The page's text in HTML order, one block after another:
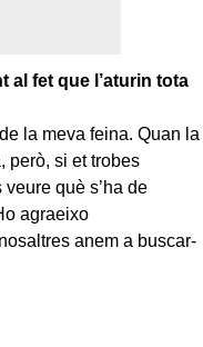
al fet que l’aturin tota
la meva feina. Quan la
però, si et trobes
veure què s’ha de
agraeixo
anem a buscar-